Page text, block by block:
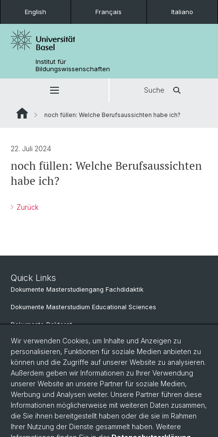
English Français Italiano
Institut für
Bildungswissenschaften
Suche
noch füllen: Welche Berufsaussichten habe ich?
22. Juli 2024
noch füllen: Welche Berufsaussichten
habe ich?
Zurück
Quick Links
Dokumente Masterstudiengang Fachdidaktik
Dokumente Masterstudium Educational Sciences
Dokumente Doktorat
Social Media
LinkedIn
Instagram
Wir verwenden Cookies, um Inhalte und Anzeigen zu
personalisieren, Funktionen für soziale Medien anbieten zu
können und die Zugriffe auf unserer Website zu analysieren.
Außerdem geben wir Informationen zu Ihrer Verwendung
unserer Website an unsere Partner für soziale Medien,
Werbung und Analysen weiter. Unsere Partner führen diese
Informationen möglicherweise mit weiteren Daten zusammen,
die Sie ihnen bereitgestellt haben oder die sie im Rahmen
Ihrer Nutzung der Dienste gesammelt haben. Weitere